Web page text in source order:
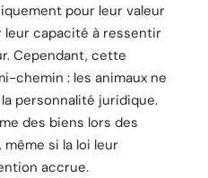
pour leur valeur
leur capacité à ressentir
Cependant, cette
chemin : les animaux ne
personnalité juridique.
des biens lors des
si la loi leur
accrue.